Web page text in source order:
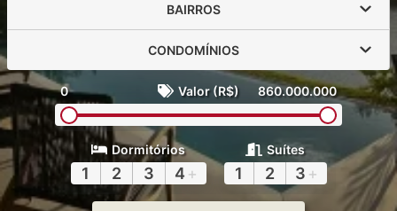
BAIRROS
CONDOMÍNIOS
0 Valor (R$) 860.000.000
Dormitórios
1 2 3 4 +
Suítes
1 2 3 +